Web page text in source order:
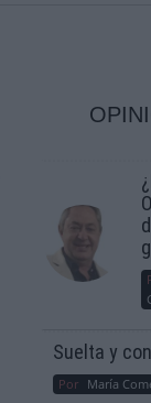
Suelta y
Por María